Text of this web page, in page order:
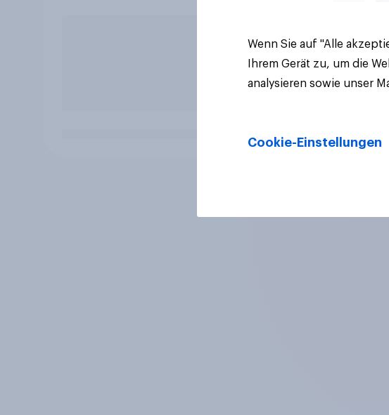
Wenn Sie auf "Alle
Ihrem Gerät zu, um die
analysieren sowie unser
Cookie-Einstellungen